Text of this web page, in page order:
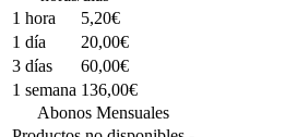
1 hora
5,20€
1 día
20,00€
3 días
60,00€
1 semana 136,00€
Abonos Mensuales